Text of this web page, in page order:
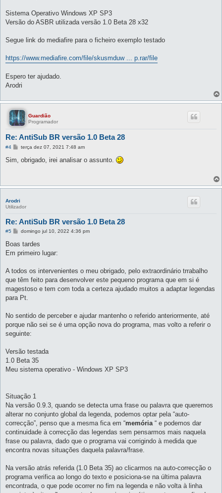
Sistema Operativo Windows XP SP3
Versão do ASBR utilizada versão 1.0 Beta 28 x32
Segue link do mediafire para o ficheiro exemplo testado
https://www.mediafire.com/file/skusmduw ... p.rar/file
Espero ter ajudado.
Arodri
Guardião
Programador
Re: AntiSub BR versão 1.0 Beta 28
#4
M
n
m
terça dez 07, 2021 7:48 am
Sim, obrigado, irei analisar o assunto.
Arodri
Utilizador
Re: AntiSub BR versão 1.0 Beta 28
#5
M
n
a
m
domingo jul 10, 2022 4:36 pm
Boas tardes
Em primeiro lugar:
A todos os intervenientes o meu obrigado, pelo extraordinário trrabalho
que têm feito para desenvolver este pequeno programa que em si é
magestoso e tem com toda a certeza ajudado muitos a adaptar legendas
para Pt.
No sentido de perceber e ajudar mantenho o referido anteriormente, até
porque não sei se é uma opção nova do programa, mas volto a referir o
seguinte:
Versão testada
1.0 Beta 35
Meu sistema operativo - Windows XP SP3
Situação 1
Na versão 0.9.3, quando se detecta uma frase ou palavra que queremos
alterar no conjunto global da legenda, podemos optar pela “auto-
correcção”, penso que a mesma fica em “memória“ e podemos dar
continuidade à correcção das legendas sem pensarmos mais naquela
frase ou palavra, dado que o programa vai corrigindo à medida que
encontra novas situações daquela palavra/frase.
Na versão atrás referida (1.0 Beta 35) ao clicarmos na auto-correcção o
programa verifica ao longo do texto e posiciona-se na última palavra
encontrada, o que pode ocorrer no fim na legenda e não volta à linha